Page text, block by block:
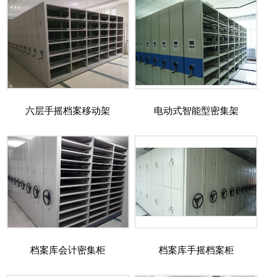
六层手摇档案移动架 电动式智能型密集架
档案库会计密集柜 档案库手摇档案柜